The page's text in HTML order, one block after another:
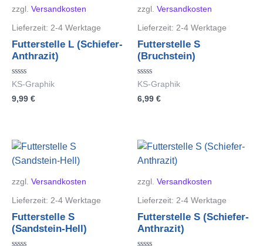
zzgl. Versandkosten
Lieferzeit: 2-4 Werktage
Futterstelle L (Schiefer-
Anthrazit)
Bewertet
0
KS-Graphik
9,99 €
zzgl. Versandkosten
Lieferzeit: 2-4 Werktage
Futterstelle S
(Bruchstein)
Bewertet
0
KS-Graphik
6,99 €
zzgl. Versandkosten
Lieferzeit: 2-4 Werktage
Futterstelle S
(Sandstein-Hell)
zzgl. Versandkosten
Lieferzeit: 2-4 Werktage
Futterstelle S (Schiefer-
Anthrazit)